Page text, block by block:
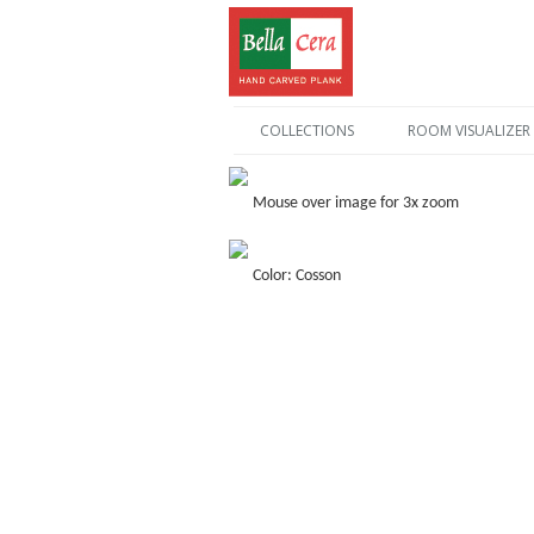
COLLECTIONS ROOM VISUALIZER
Mouse over image for 3x zoom
Color: Cosson